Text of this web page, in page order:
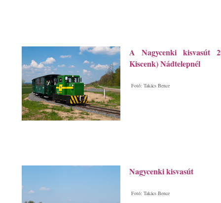
A Nagycenki kisvasút
Kiscenk) Nádtelepnél
Fotó: Takács Bence
Nagycenki kisvasút
Fotó: Takács Bence